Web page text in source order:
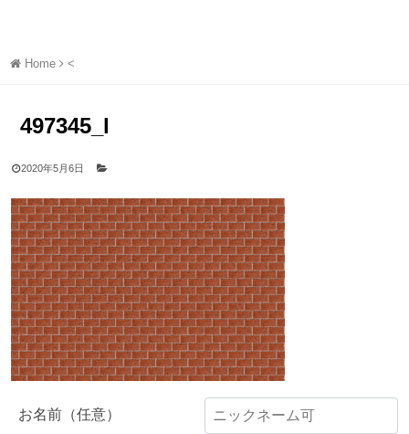
Home <
497345_l
2020年5月6日
お名前（任意）